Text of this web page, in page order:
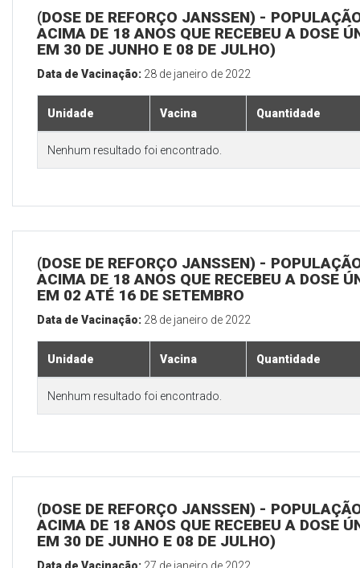
(DOSE DE REFORÇO JANSSEN) -
ACIMA DE 18 ANOS QUE RECEBEU A DOSE
EM 30 DE JUNHO E 08 DE JULHO)
Data de Vacinação: 28 de janeiro de 2022
Unidade Vacina Quantidade
Nenhum resultado foi encontrado.
(DOSE DE REFORÇO JANSSEN) -
ACIMA DE 18 ANOS QUE RECEBEU A DOSE
EM 02 ATÉ 16 DE SETEMBRO
Data de Vacinação: 28 de janeiro de 2022
Unidade Vacina Quantidade
Nenhum resultado foi encontrado.
(DOSE DE REFORÇO JANSSEN) -
ACIMA DE 18 ANOS QUE RECEBEU A DOSE
EM 30 DE JUNHO E 08 DE JULHO)